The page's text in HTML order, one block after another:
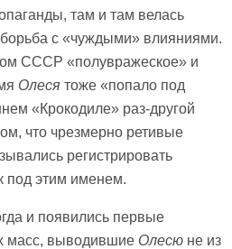
там и там велась
с «чуждыми» влияниями.
СССР «полувражеское» и
Олеся тоже «попало под
«Крокодиле» раз-другой
что чрезмерно ретивые
регистрировать
под этим именем.
и появились первые
масс, выводившие Олесю не из